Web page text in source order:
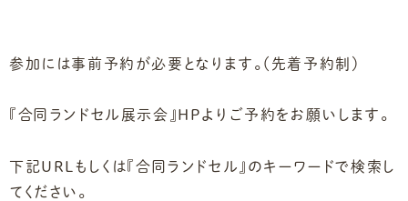
参加には事前予約が必要となります。（先着予約制）
『合同ランドセル展示会』HPよりご予約をお願いします。
下記URLもしくは『合同ランドセル』のキーワードで検索し
てください。